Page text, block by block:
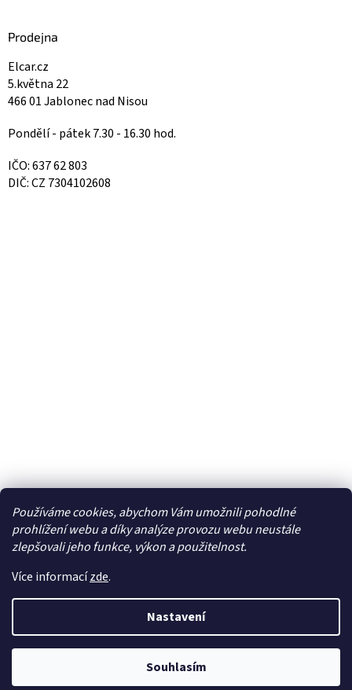
Používáme cookies, abychom Vám umožnili pohodlné
prohlížení webu a díky analýze provozu webu neustále
zlepšovali jeho funkce, výkon a použitelnost.
Více informacízde.
Nastavení
Souhlasím
Prodejna
Elcar.cz
5.května 22
466 01 Jablonec nad Nisou
Pondělí - pátek 7.30 - 16.30 hod.
IČO: 637 62 803
DIČ: CZ 7304102608
Facebook
Vytvořil Shoptet
Copyright 2026Elcar - elektrospecialista - RC modely,
autorádia, navigace, alarmy, domácí audio. Všechna
práva vyhrazena.Upravit nastavení cookies